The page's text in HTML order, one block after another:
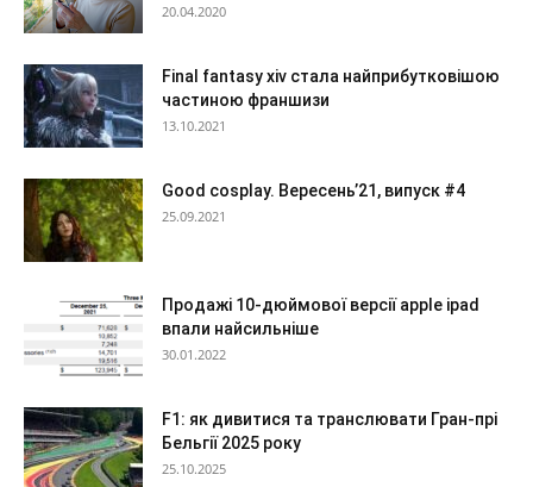
20.04.2020
Final fantasy xiv стала найприбутковішою
частиною франшизи
13.10.2021
Good cosplay. Вересень’21, випуск #4
25.09.2021
Продажі 10-дюймової версії apple ipad
впали найсильніше
30.01.2022
F1: як дивитися та транслювати Гран-прі
Бельгії 2025 року
25.10.2025